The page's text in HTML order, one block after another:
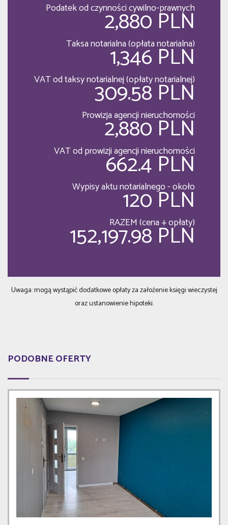
Podatek od czynności cywilno-prawnych
2,880 PLN
Taksa notarialna (opłata notarialna)
1,346 PLN
VAT od taksy notarialnej (opłaty notarialnej)
309.58 PLN
Prowizja agencji nieruchomości
2,880 PLN
VAT od prowizji agencji nieruchomości
662.4 PLN
Wypisy aktu notarialnego - około
120 PLN
RAZEM (cena + opłaty)
152,197.98 PLN
Uwaga: mogą wystąpić dodatkowe opłaty za założenie księgi wieczystej
oraz ustanowienie hipoteki.
PODOBNE OFERTY